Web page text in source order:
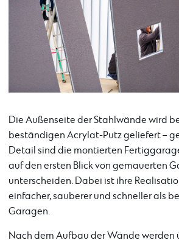
Die Außenseite der Stahlwände wird
beständigen Acrylat-Putz geliefert –
Detail sind die montierten
auf den ersten Blick von gemauerten
unterscheiden. Dabei ist ihre
einfacher, sauberer und schneller als
Garagen.
Nach dem Aufbau der Wände werden